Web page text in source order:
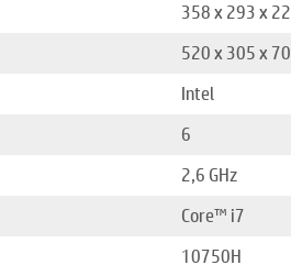
358 x 293 x 22
520 x 305 x 70
Intel
6
2,6 GHz
Core™ i7
10750H